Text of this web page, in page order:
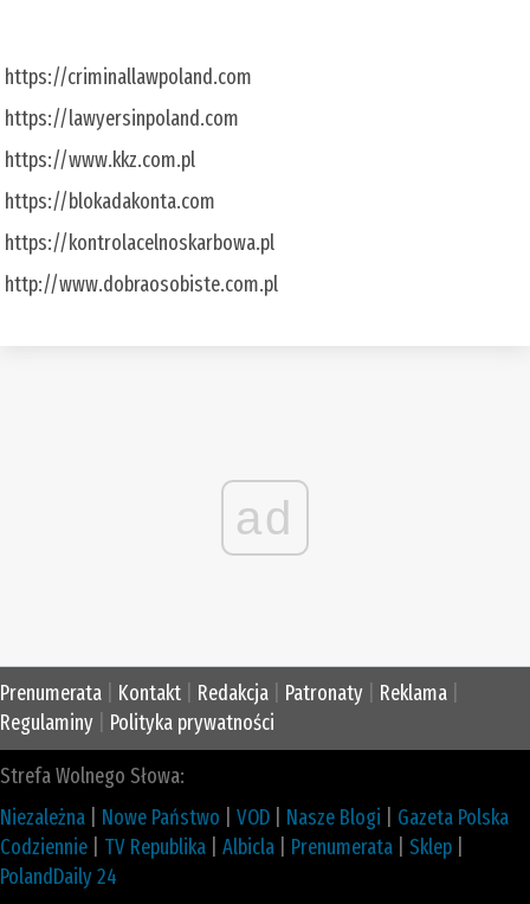
https://criminallawpoland.com
https://lawyersinpoland.com
https://www.kkz.com.pl
https://blokadakonta.com
https://kontrolacelnoskarbowa.pl
http://www.dobraosobiste.com.pl
ad
Prenumerata Kontakt Redakcja Patronaty Reklama
Regulaminy
Polityka prywatności
Strefa Wolnego Słowa:
Niezależna
Nowe Państwo VOD Nasze Blogi
Gazeta Polska
Codziennie
TV Republika Albicla Prenumerata Sklep
PolandDaily 24